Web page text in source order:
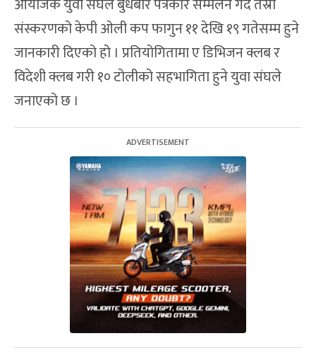
संस्करणको केपी ओली कप फागुन ११ देखि १९ गतेसम्म हुने
जानकारी दिएको हो । प्रतियोगितामा ए डिभिजन क्लब र
विदेशी क्लब गरी १० टोलीको सहभागिता हुने युवा संघले
जनाएको छ ।